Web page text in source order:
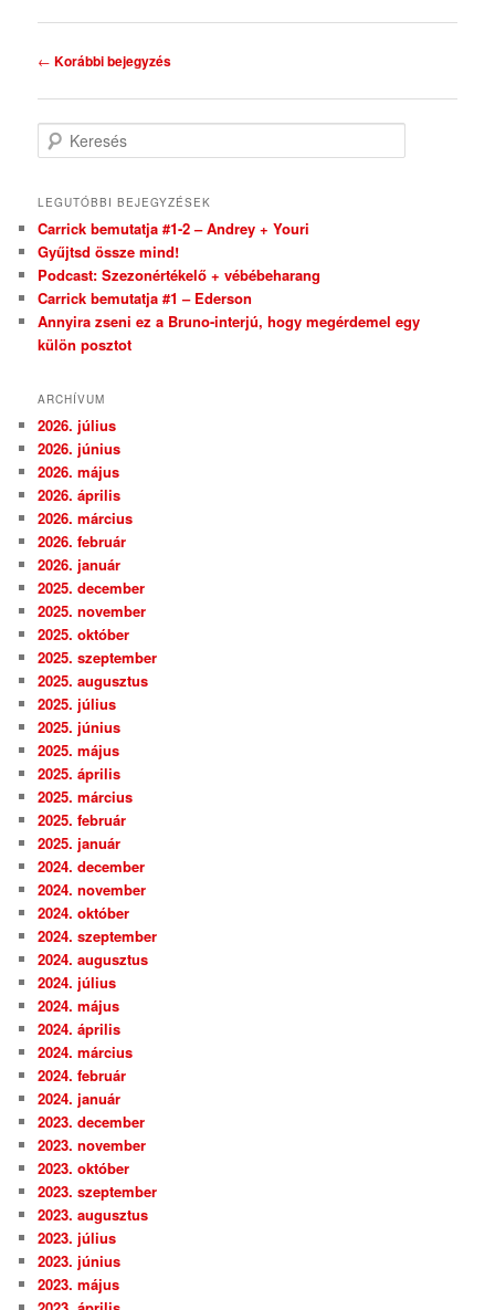
Bejegyzés navigáció
← Korábbi bejegyzés
Keresés
LEGUTÓBBI BEJEGYZÉSEK
Carrick bemutatja #1-2 – Andrey + Youri
Gyűjtsd össze mind!
Podcast: Szezonértékelő + vébébeharang
Carrick bemutatja #1 – Ederson
Annyira zseni ez a Bruno-interjú, hogy megérdemel egy
külön posztot
ARCHÍVUM
2026. július
2026. június
2026. május
2026. április
2026. március
2026. február
2026. január
2025. december
2025. november
2025. október
2025. szeptember
2025. augusztus
2025. július
2025. június
2025. május
2025. április
2025. március
2025. február
2025. január
2024. december
2024. november
2024. október
2024. szeptember
2024. augusztus
2024. július
2024. május
2024. április
2024. március
2024. február
2024. január
2023. december
2023. november
2023. október
2023. szeptember
2023. augusztus
2023. július
2023. június
2023. május